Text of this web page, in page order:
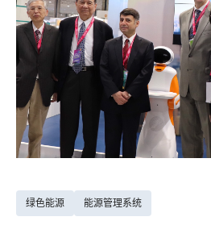
绿色能源 能源管理系统